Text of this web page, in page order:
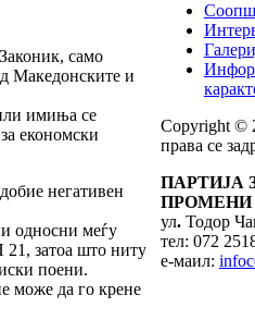
само
Македонските и
имиња се
економски
негативен
односни меѓу
21, затоа што ниту
поени.
може да го крене
Copyright ©
права се
ПАРТИЈА
ПРОМЕНИ
ул.Тодор
тел: 072
е-маил: